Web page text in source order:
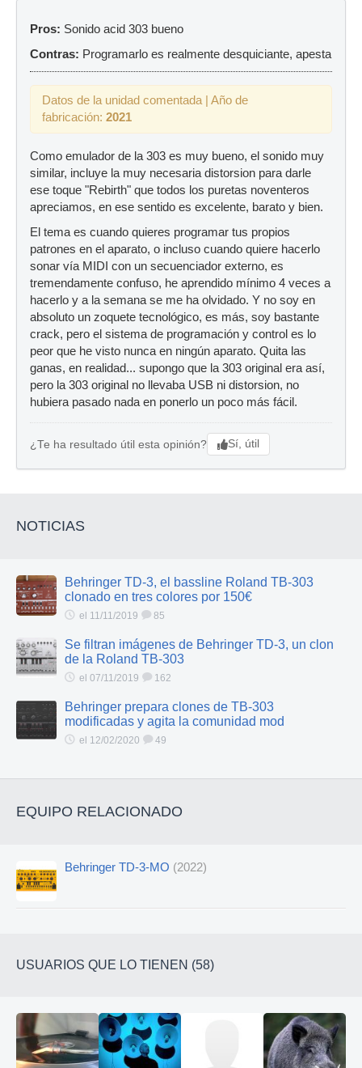
Pros: Sonido acid 303 bueno
Contras: Programarlo es realmente desquiciante, apesta
Datos de la unidad comentada | Año de
fabricación: 2021
Como emulador de la 303 es muy bueno, el sonido muy
similar, incluye la muy necesaria distorsion para darle
ese toque "Rebirth" que todos los puretas noventeros
apreciamos, en ese sentido es excelente, barato y bien.
El tema es cuando quieres programar tus propios
patrones en el aparato, o incluso cuando quiere hacerlo
sonar vía MIDI con un secuenciador externo, es
tremendamente confuso, he aprendido mínimo 4 veces a
hacerlo y a la semana se me ha olvidado. Y no soy en
absoluto un zoquete tecnológico, es más, soy bastante
crack, pero el sistema de programación y control es lo
peor que he visto nunca en ningún aparato. Quita las
ganas, en realidad... supongo que la 303 original era así,
pero la 303 original no llevaba USB ni distorsion, no
hubiera pasado nada en ponerlo un poco más fácil.
¿Te ha resultado útil esta opinión? Sí, útil
NOTICIAS
Behringer TD-3, el bassline Roland TB-303
clonado en tres colores por 150€
el 11/11/2019 85
Se filtran imágenes de Behringer TD-3, un clon
de la Roland TB-303
el 07/11/2019 162
Behringer prepara clones de TB-303
modificadas y agita la comunidad mod
el 12/02/2020 49
EQUIPO RELACIONADO
Behringer TD-3-MO (2022)
USUARIOS QUE LO TIENEN (58)